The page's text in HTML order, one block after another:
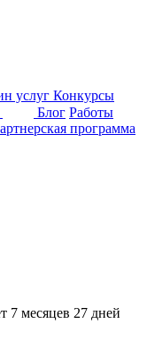
услуг Конкурсы
Блог Работы
программа
7 месяцев 27 дней